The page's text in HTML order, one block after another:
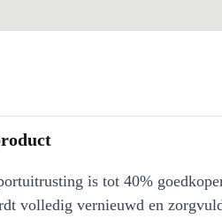
is tot 40%
volledig vernieuwd en